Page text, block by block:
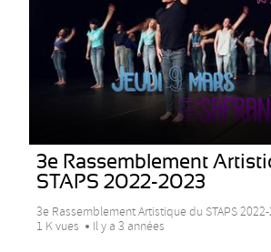
3e Rassemblement
STAPS 2022-2023
3e Rassemblement Artistique du STAPS
1 K vues
Il y a 3 années